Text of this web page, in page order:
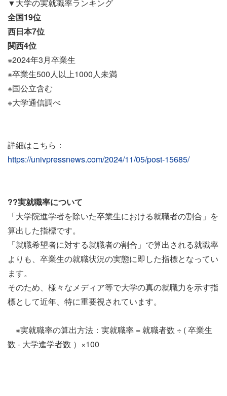
▼大学の実就職率ランキング
全国19位
西日本7位
関西4位
※2024年3月卒業生
※卒業生500人以上1000人未満
※国公立含む
※大学通信調べ
詳細はこちら：
https://univpressnews.com/2024/11/05/post-15685/
??実就職率について
「大学院進学者を除いた卒業生における就職者の割合」を
算出した指標です。
「就職希望者に対する就職者の割合」で算出される就職率
よりも、卒業生の就職状況の実態に即した指標となってい
ます。
そのため、様々なメディア等で大学の真の就職力を示す指
標として近年、特に重要視されています。
※実就職率の算出方法：実就職率 = 就職者数 ÷ ( 卒業生
数 - 大学進学者数 ）×100